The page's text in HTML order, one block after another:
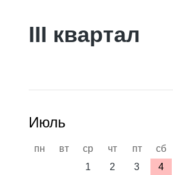
III квартал
Июль
пн вт ср чт пт сб
1
2 3 4